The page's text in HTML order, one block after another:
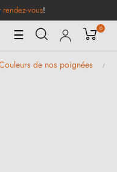
vous!
Basculer
la
navigation
☰ 0
de nos poignées